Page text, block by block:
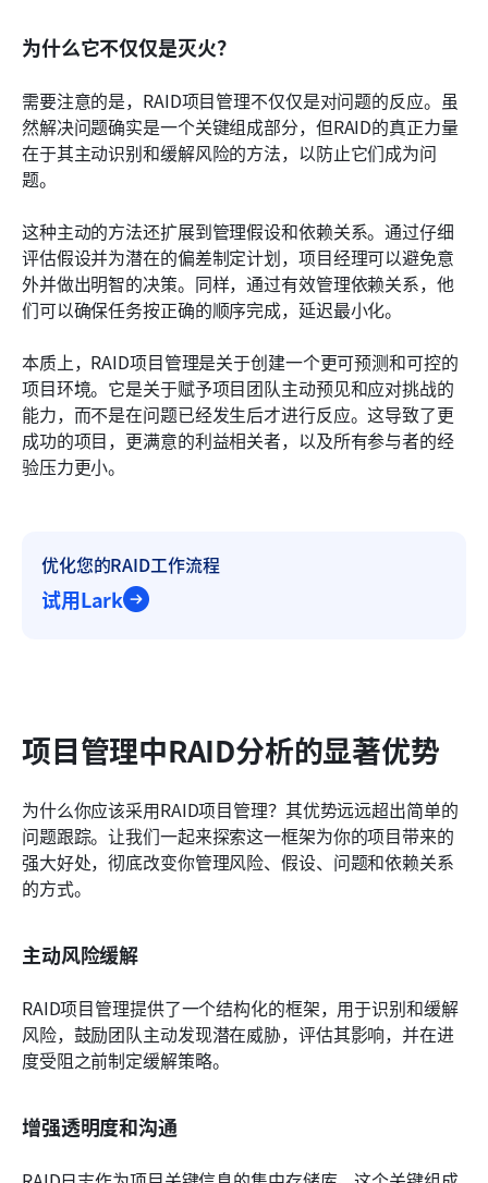
为什么它不仅仅是灭火？
需要注意的是，RAID项目管理不仅仅是对问题的反应。虽
然解决问题确实是一个关键组成部分，但RAID的真正力量
在于其主动识别和缓解风险的方法，以防止它们成为问
题。
这种主动的方法还扩展到管理假设和依赖关系。通过仔细
评估假设并为潜在的偏差制定计划，项目经理可以避免意
外并做出明智的决策。同样，通过有效管理依赖关系，他
们可以确保任务按正确的顺序完成，延迟最小化。
本质上，RAID项目管理是关于创建一个更可预测和可控的
项目环境。它是关于赋予项目团队主动预见和应对挑战的
能力，而不是在问题已经发生后才进行反应。这导致了更
成功的项目，更满意的利益相关者，以及所有参与者的经
验压力更小。
优化您的RAID工作流程
试用Lark
项目管理中RAID分析的显著优势
为什么你应该采用RAID项目管理？其优势远远超出简单的
问题跟踪。让我们一起来探索这一框架为你的项目带来的
强大好处，彻底改变你管理风险、假设、问题和依赖关系
的方式。
主动风险缓解
RAID项目管理提供了一个结构化的框架，用于识别和缓解
风险，鼓励团队主动发现潜在威胁，评估其影响，并在进
度受阻之前制定缓解策略。
增强透明度和沟通